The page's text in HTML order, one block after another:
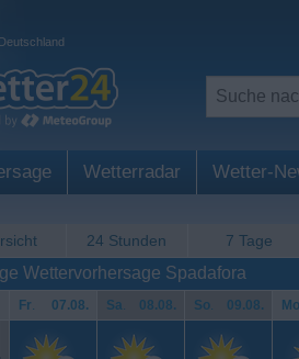
Deutschland
Wetterradar Wetter-
24 Stunden 7 Tage
Wettervorhersage Spadafora
Fr. 07.08. Sa. 08.08. So. 09.08. Mo